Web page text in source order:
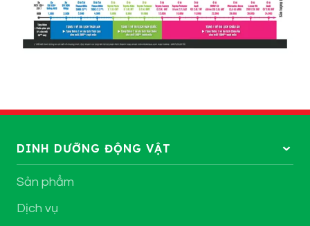
DINH DƯỠNG ĐỘNG VẬT
Sản phẩm
Dịch vụ